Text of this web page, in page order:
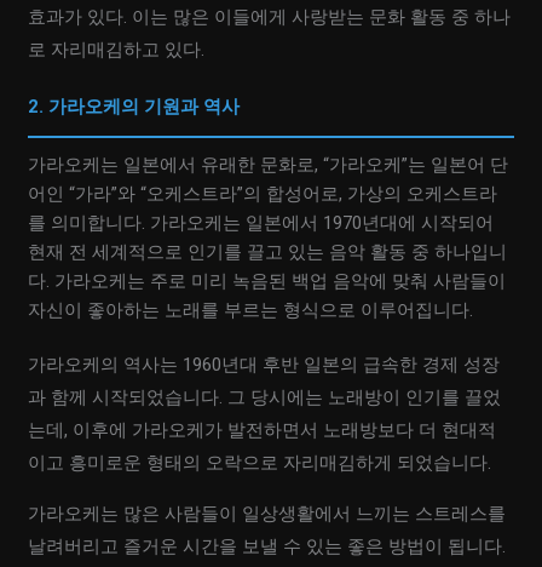
효과가 있다. 이는 많은 이들에게 사랑받는 문화 활동 중 하나
로 자리매김하고 있다.
2. 가라오케의 기원과 역사
가라오케는 일본에서 유래한 문화로, “가라오케”는 일본어 단
어인 “가라”와 “오케스트라”의 합성어로, 가상의 오케스트라
를 의미합니다. 가라오케는 일본에서 1970년대에 시작되어
현재 전 세계적으로 인기를 끌고 있는 음악 활동 중 하나입니
다. 가라오케는 주로 미리 녹음된 백업 음악에 맞춰 사람들이
자신이 좋아하는 노래를 부르는 형식으로 이루어집니다.
가라오케의 역사는 1960년대 후반 일본의 급속한 경제 성장
과 함께 시작되었습니다. 그 당시에는 노래방이 인기를 끌었
는데, 이후에 가라오케가 발전하면서 노래방보다 더 현대적
이고 흥미로운 형태의 오락으로 자리매김하게 되었습니다.
가라오케는 많은 사람들이 일상생활에서 느끼는 스트레스를
날려버리고 즐거운 시간을 보낼 수 있는 좋은 방법이 됩니다.